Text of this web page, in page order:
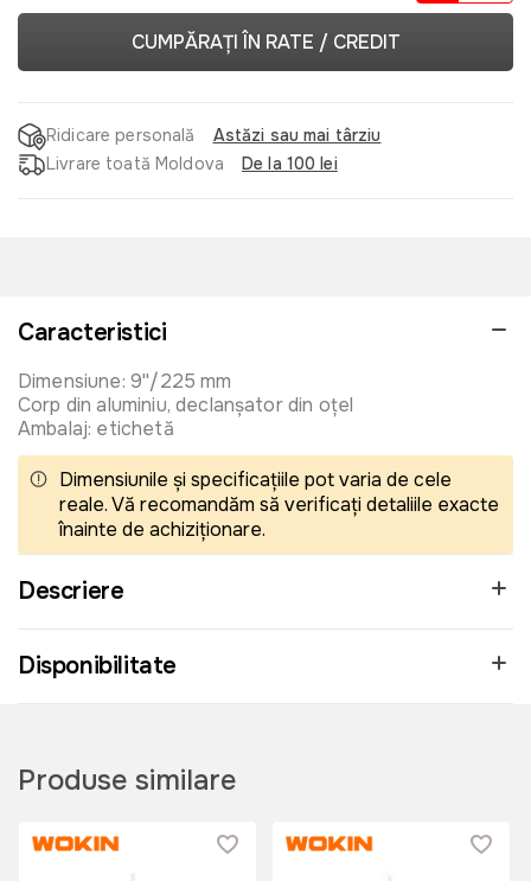
CUMPĂRAȚI ÎN RATE / CREDIT
Ridicare personală
Astăzi sau mai târziu
Livrare toată Moldova
De la 100 lei
Caracteristici
Dimensiune: 9''/225 mm
Corp din aluminiu, declanșator din oțel
Ambalaj: etichetă
Dimensiunile și specificațiile pot varia de cele
reale. Vă recomandăm să verificați detaliile exacte
înainte de achiziționare.
Descriere
Disponibilitate
Produse similare